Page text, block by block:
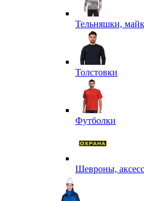
Тельняшки,
Толстовки
Футболки
Шевроны,